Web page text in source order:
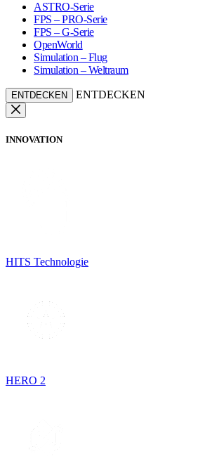
ASTRO-Serie
FPS – PRO-Serie
FPS – G-Serie
OpenWorld
Simulation – Flug
Simulation – Weltraum
ENTDECKEN ENTDECKEN
INNOVATION
HITS Technologie
HERO 2